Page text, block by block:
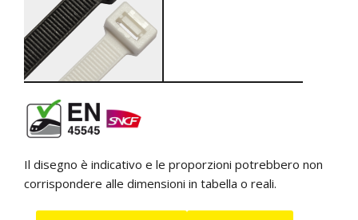
Il disegno è indicativo e le proporzioni potrebbero non
corrispondere alle dimensioni in tabella o reali.